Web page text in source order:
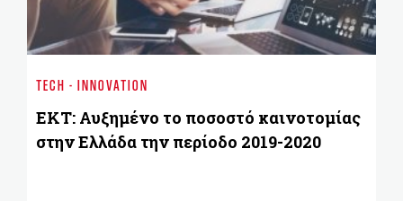
TECH - INNOVATION
EKT: Αυξημένο το ποσοστό καινοτομίας
στην Ελλάδα την περίοδο 2019-2020